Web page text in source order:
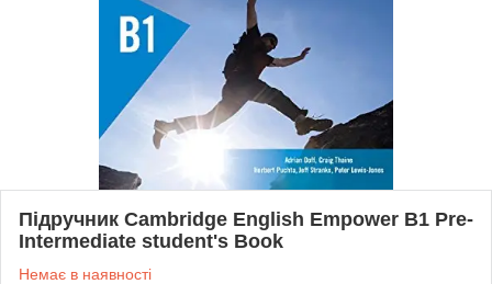
Підручник Cambridge English Empower B1 Pre-
Intermediate student's Book
Немає в наявності